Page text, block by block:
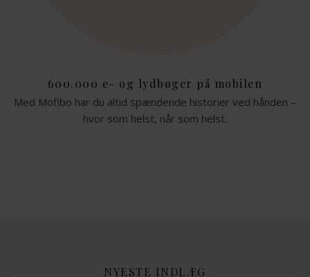
600.000 e- og lydbøger på mobilen
Med Mofibo har du altid spændende historier ved hånden –
hvor som helst, når som helst.
NYESTE INDLÆG